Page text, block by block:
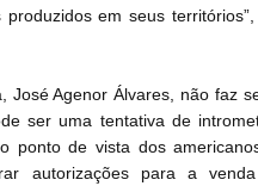
em seus
José Agenor Álvares, não faz
ser uma tentativa de
ponto de vista dos
autorizações para a